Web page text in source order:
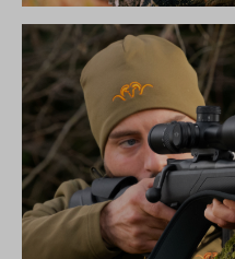
DIE NEUE SILENCE